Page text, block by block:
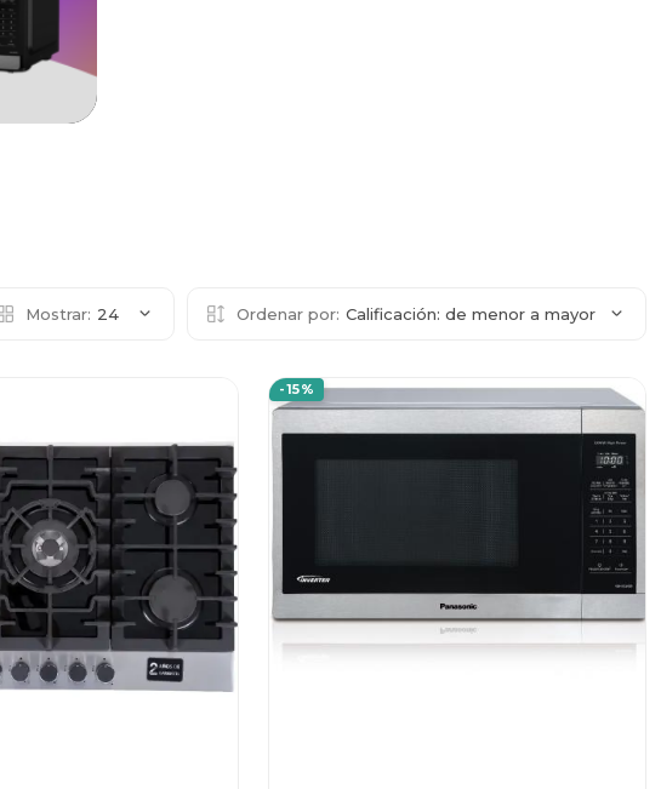
Mostrar: 24 Ordenar por: Calificación: de menor a mayor
-15%